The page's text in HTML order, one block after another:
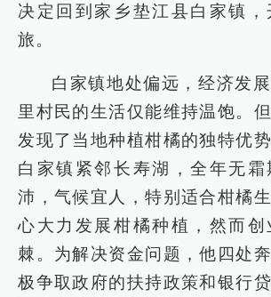
决定回到家乡垫江县白家镇，
旅。
白家镇地处偏远，经济发
里村民的生活仅能维持温饱。
发现了当地种植柑橘的独特优势
白家镇紧邻长寿湖，全年无
沛，气候宜人，特别适合柑橘
心大力发展柑橘种植，然而创
棘。为解决资金问题，他四处
极争取政府的扶持政策和银行